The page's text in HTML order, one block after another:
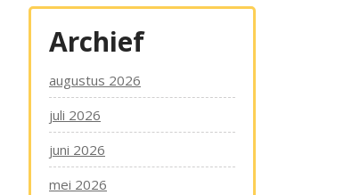
Archief
augustus 2026
juli 2026
juni 2026
mei 2026